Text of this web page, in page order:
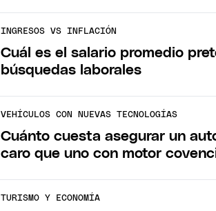
INGRESOS VS INFLACIÓN
Cuál es el salario promedio
búsquedas laborales
VEHÍCULOS CON NUEVAS TECNOLOGÍAS
Cuánto cuesta asegurar un
caro que uno con motor
TURISMO Y ECONOMÍA